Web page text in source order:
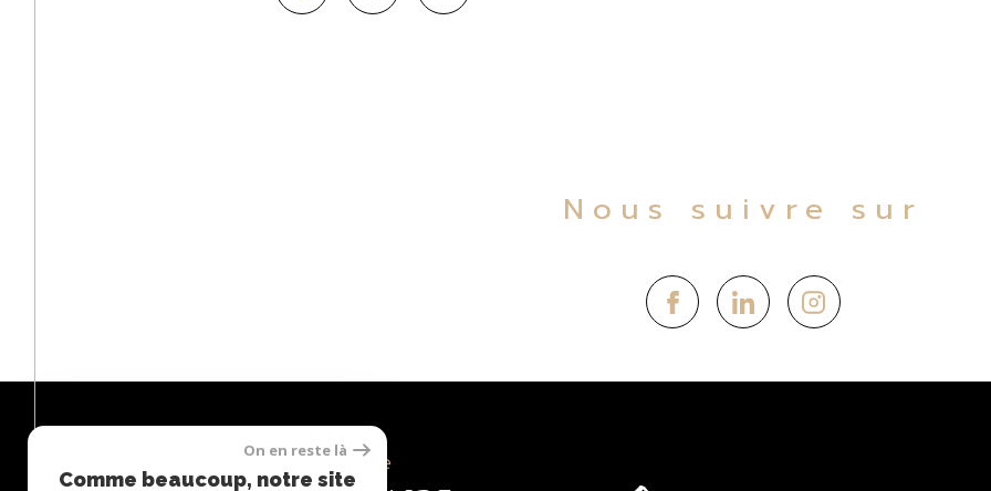
Nous suivre sur
Espace
On en reste là
Comme beaucoup, notre site